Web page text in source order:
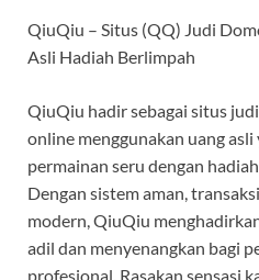
QiuQiu – Situs (QQ) Judi
Asli Hadiah Berlimpah
QiuQiu hadir sebagai situs
online menggunakan uang
permainan seru dengan
Dengan sistem aman,
modern, QiuQiu
adil dan menyenangkan bagi
profesional. Rasakan sensasi